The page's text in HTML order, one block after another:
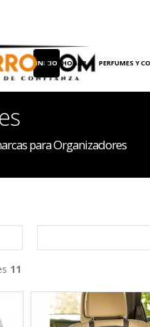
INICIO HOGAR PERFUMES Y
para Organizadores
11